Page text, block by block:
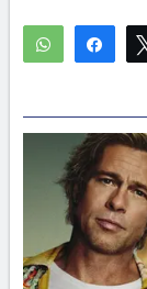
WhatsApp